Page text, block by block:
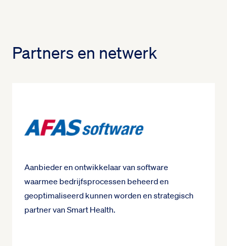
Partners en netwerk
Aanbieder en ontwikkelaar van software
waarmee bedrijfsprocessen beheerd en
geoptimaliseerd kunnen worden en strategisch
partner van Smart Health.